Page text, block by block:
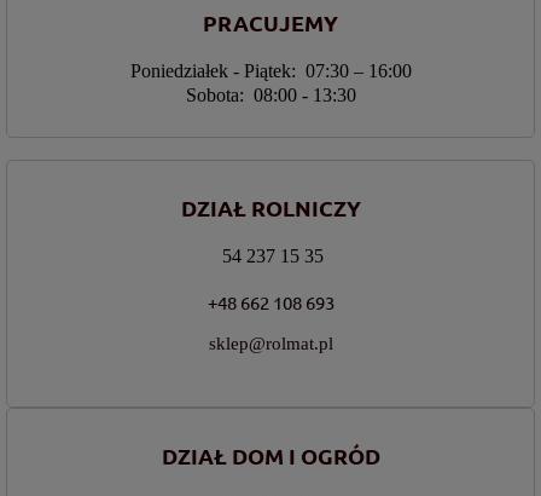
PRACUJEMY
Poniedziałek - Piątek: 07:30 – 16:00
Sobota: 08:00 - 13:30
DZIAŁ ROLNICZY
54 237 15 35
+48 662 108 693
sklep@rolmat.pl
DZIAŁ DOM I OGRÓD